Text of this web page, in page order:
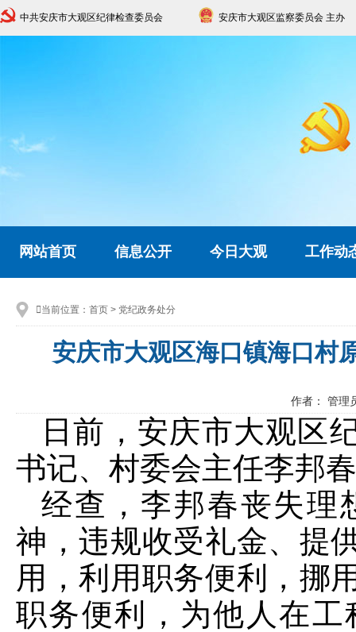
中共安庆市大观区纪律检查委员会 安庆市大观区监察委员会 主办
网站首页 信息公开 今日大观 工作动
当前位置： 首页 > 党纪政务处分
安庆市大观区海口镇海口村
作者： 管
日前，安庆市大观区
书记、村委会主任李邦
经查，李邦春丧失理
神，违规收受礼金、提
用，利用职务便利，挪
职务便利，为他人在